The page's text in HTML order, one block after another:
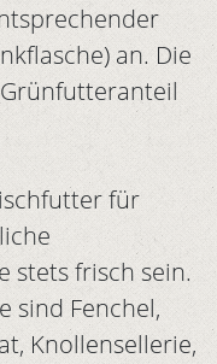
an. Die
für
stets frisch sein.
sind Fenchel,
Knollensellerie,